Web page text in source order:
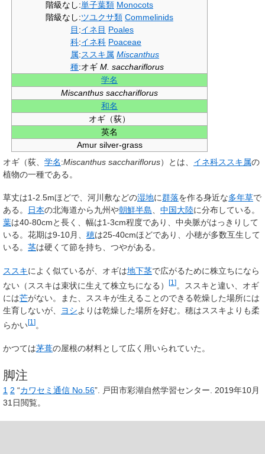
階級なし:単子葉類 Monocots
階級なし:ツユクサ類 Commelinids
目 :イネ目 Poales
科:イネ科 Poaceae
属:ススキ属 Miscanthus
種:オギ M. sacchariflorus
学名
Miscanthus sacchariflorus
和名
オギ（荻）
英名
Amur silver-grass
オギ （荻、 学名:Miscanthus sacchariflorus）とは、 イネ科ススキ属の
植物の一種である。
草丈は1-2.5mほどで、河川敷などの湿地に群落を作る身近な多年草で
ある。
日本の北海道から九州や朝鮮半島、 中国大陸に分布している。
葉は40-80cmと長く、幅は1-3cm程度であり、中央脈がはっきりして
いる。花期は9-10月、 穂は25-40cmほどであり、小穂が多数互生して
いる。 茎は硬くて節を持ち、つやがある。
ススキによく似ているが、オギは地下茎で広がるために株立ちになら
ない（ススキは束状に生えて株立ちになる）
[1 ]。ススキと違い、オギ
には芒がない。また、ススキが生えることのできる乾燥した場所には
生育しないが、
ヨシよりは乾燥した場所を好む。穂はススキよりも柔
らかい[1 ]。
かつては茅葺の屋根の材料として広く用いられていた。
脚注
1 2 “カワセミ通信 No.56”. 戸田市彩湖自然学習センター.
2019年10月
31日閲覧。